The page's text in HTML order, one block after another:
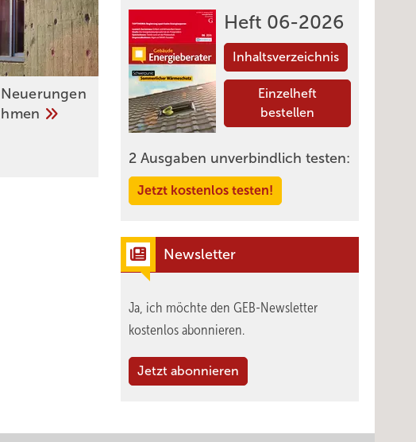
Neue­run­gen
Heft 06-2026
Inhaltsverzeichnis
Einzelheft
bestellen
2 Ausgaben unverbindlich testen:
Jetzt kostenlos testen!
Newsletter
Ja, ich möchte den GEB-Newsletter
kostenlos abonnieren.
Jetzt abonnieren